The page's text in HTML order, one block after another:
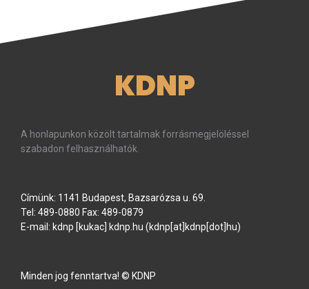
KDNP
A honlapunkon közölt tartalmak forrásmegjelöléssel
szabadon felhasználhatók.
Címünk: 1141 Budapest, Bazsarózsa u. 69.
Tel: 489-0880 Fax: 489-0879
E-mail: kdnp [kukac] kdnp hu (kdnp[at]kdnp[dot]hu)
Minden jog fenntartva! © KDNP